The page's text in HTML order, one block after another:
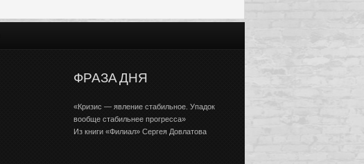
ФРАЗА ДНЯ
«Кризис — явление стабильное. Упадок
вообще стабильнее прогресса»
Из книги «Филиал» Сергея Довлатова